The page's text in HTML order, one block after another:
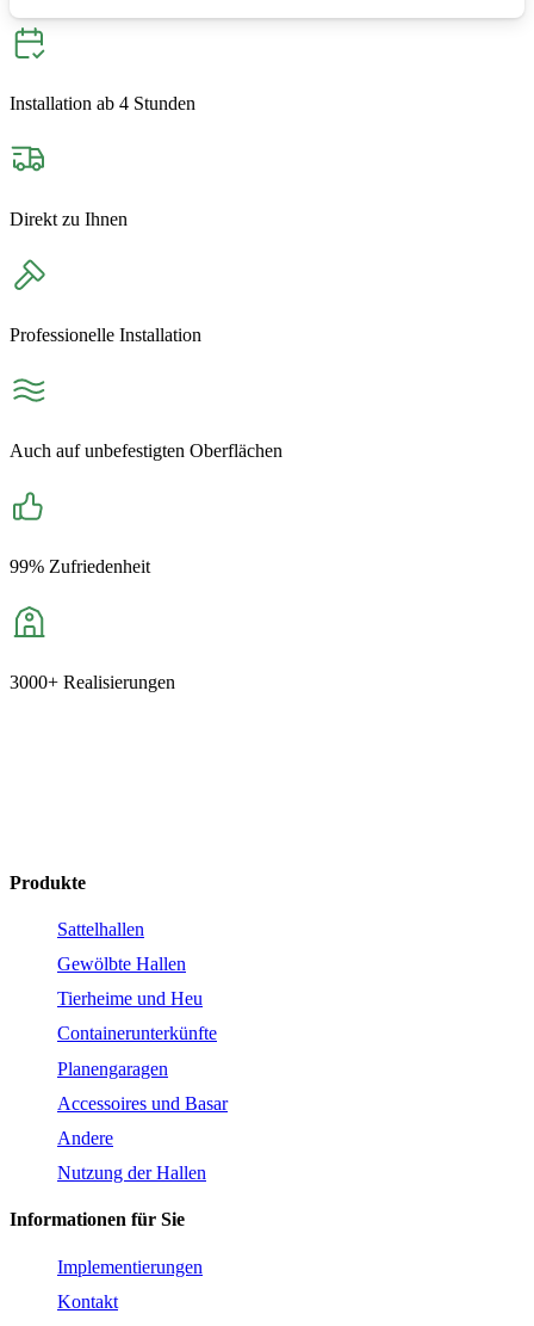
Installation ab 4 Stunden
Direkt zu Ihnen
Professionelle Installation
Auch auf unbefestigten Oberflächen
99% Zufriedenheit
3000+ Realisierungen
Produkte
Sattelhallen
Gewölbte Hallen
Tierheime und Heu
Containerunterkünfte
Planengaragen
Accessoires und Basar
Andere
Nutzung der Hallen
Informationen für Sie
Implementierungen
Kontakt